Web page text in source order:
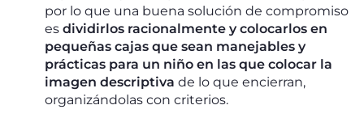
por lo que una buena solución de compromiso
es dividirlos racionalmente y colocarlos en
pequeñas cajas que sean manejables y
prácticas para un niño en las que colocar la
imagen descriptiva de lo que encierran,
organizándolas con criterios.